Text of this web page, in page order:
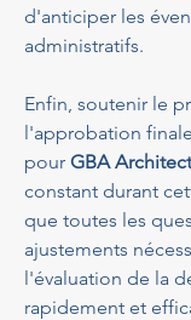
d'anticiper les
administratifs.
Enfin, soutenir le
l'approbation
pour GBA
constant durant
que toutes les
ajustements
l'évaluation de la
rapidement et